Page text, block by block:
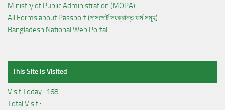
Ministry of Public Administration (MOPA)
All Forms about Passport (পাসপোর্ট সংক্রান্ত ফর্ম সমূহ)
Bangladesh National Web Portal
This Site Is Visited
Visit Today : 168
Total Visit :